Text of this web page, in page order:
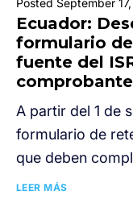
Posted September
Ecuador:
formulario
fuente del
A partir del 1 de
formulario de
que deben
LEER MÁS